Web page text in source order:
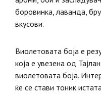
боровинка, лаванда,
вкусови.
Виолетовата боја е
која е увезена од
виолетовата боја.
ќе се стави тоник